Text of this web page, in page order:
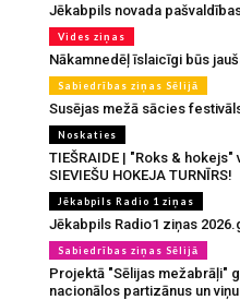
Jēkabpils novada
Vides ziņas
Nākamnedēļ īslaicīgi būs
Sabiedrības ziņas Sēlijā
Susējas mežā sācies
Noskaties
TIEŠRAIDE | "Roks & hokejs"
SIEVIEŠU HOKEJA TURNĪRS!
Jēkabpils Radio 1 ziņas
Jēkabpils Radio1 ziņas
Sabiedrības ziņas Sēlijā
Projektā "Sēlijas mežabrāļi"
nacionālos partizānus un